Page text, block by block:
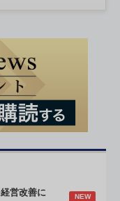
営改善に NEW